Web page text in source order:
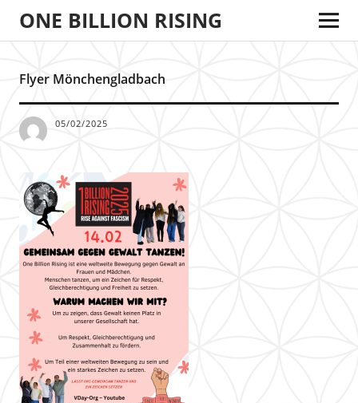
ONE BILLION RISING
Flyer Mönchengladbach
05/02/2025